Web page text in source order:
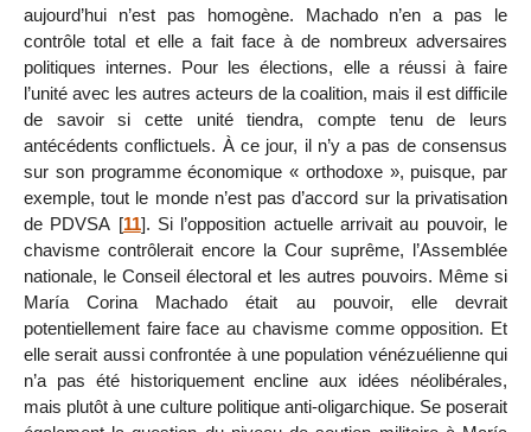
aujourd’hui n’est pas homogène. Machado n’en a pas le
contrôle total et elle a fait face à de nombreux adversaires
politiques internes. Pour les élections, elle a réussi à faire
l’unité avec les autres acteurs de la coalition, mais il est difficile
de savoir si cette unité tiendra, compte tenu de leurs
antécédents conflictuels. À ce jour, il n’y a pas de consensus
sur son programme économique « orthodoxe », puisque, par
exemple, tout le monde n’est pas d’accord sur la privatisation
de PDVSA [11]. Si l’opposition actuelle arrivait au pouvoir, le
chavisme contrôlerait encore la Cour suprême, l’Assemblée
nationale, le Conseil électoral et les autres pouvoirs. Même si
María Corina Machado était au pouvoir, elle devrait
potentiellement faire face au chavisme comme opposition. Et
elle serait aussi confrontée à une population vénézuélienne qui
n’a pas été historiquement encline aux idées néolibérales,
mais plutôt à une culture politique anti-oligarchique. Se poserait